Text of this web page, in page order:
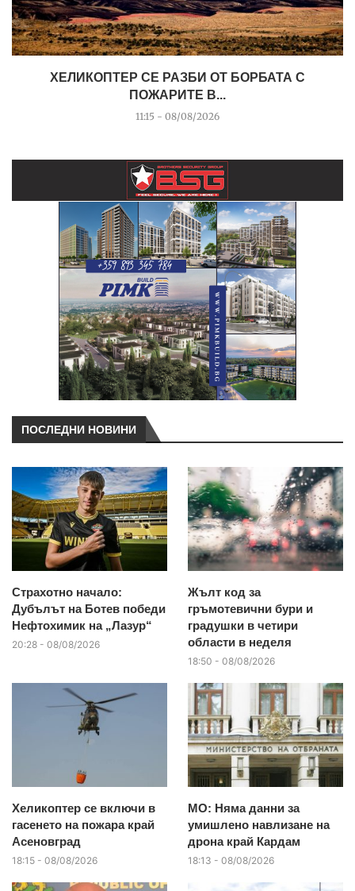
ХЕЛИКОПТЕР СЕ РАЗБИ ОТ БОРБАТА С
ПОЖАРИТЕ В...
11:15 - 08/08/2026
ПОСЛЕДНИ НОВИНИ
Страхотно начало:
Дубълът на Ботев победи
Нефтохимик на „Лазур“
20:28 - 08/08/2026
Жълт код за
гръмотевични бури и
градушки в четири
области в неделя
18:50 - 08/08/2026
Хеликоптер се включи в
гасенето на пожара край
Асеновград
18:15 - 08/08/2026
МО: Няма данни за
умишлено навлизане на
дрона край Кардам
18:13 - 08/08/2026